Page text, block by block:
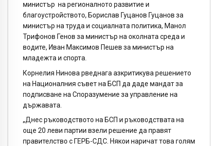
министър на регионалното развитие и
благоустройството, Борислав Гуцанов Гуцанов за
министър на труда и социалната политика, Манол
Трифонов Генов за министър на околната среда и
водите, Иван Максимов Пешев за министър на
младежта и спорта.
Корнелия Нинова рведнага азкритикува решението
на Националния съвет на БСП да даде мандат за
подписване на Споразумение за управление на
държавата.
„Днес ръководството на БСП и ръководствата на
още 20 леви партии взели решение да правят
правителство с ГЕРБ-СДС. Някои наричат това голям